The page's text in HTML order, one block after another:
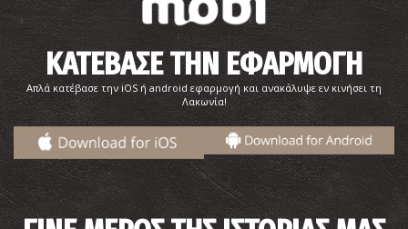
Μονή Μεταμόρφωση του Σωτήρος
ΒΥΖΑΝΤΙΟ ~4Km
ΚΑΤΕΒΑΣΕ ΤΗΝ ΕΦΑΡΜΟΓΗ
Απλά κατέβασε την iOS ή android εφαρμογή και ανακάλυψε εν κινήσει τη
Λακωνία!